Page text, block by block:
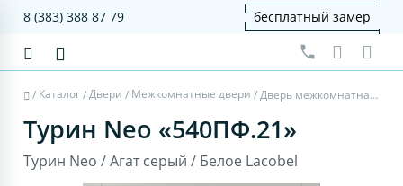
8 (383) 388 87 79 бесплатный замер
/ Каталог/Двери / Межкомнатные двери / Дверь межкомнатная Турин Neo 540ПФ.21 - агат серый, белое lacobel
Турин Neo «540ПФ.21»
Турин Neo / Агат серый / Белое Lacobel